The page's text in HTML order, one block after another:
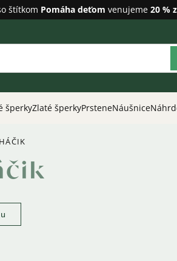
štítkom Pomáha deťom venujeme 20 %
šperkyZlaté šperkyPrsteneNáušnice